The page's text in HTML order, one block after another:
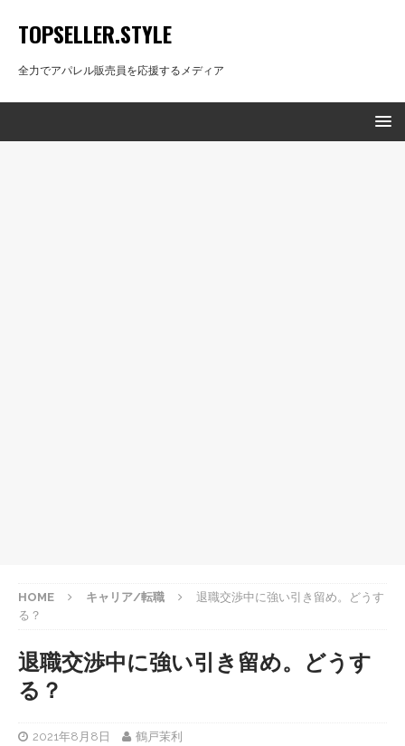
TOPSELLER.STYLE
全力でアパレル販売員を応援するメディア
HOME キャリア/転職
退職交渉中に強い引き留め。どうす
る？
退職交渉中に強い引き留め。どうす
る？
2021年8月8日 鶴戸茉利